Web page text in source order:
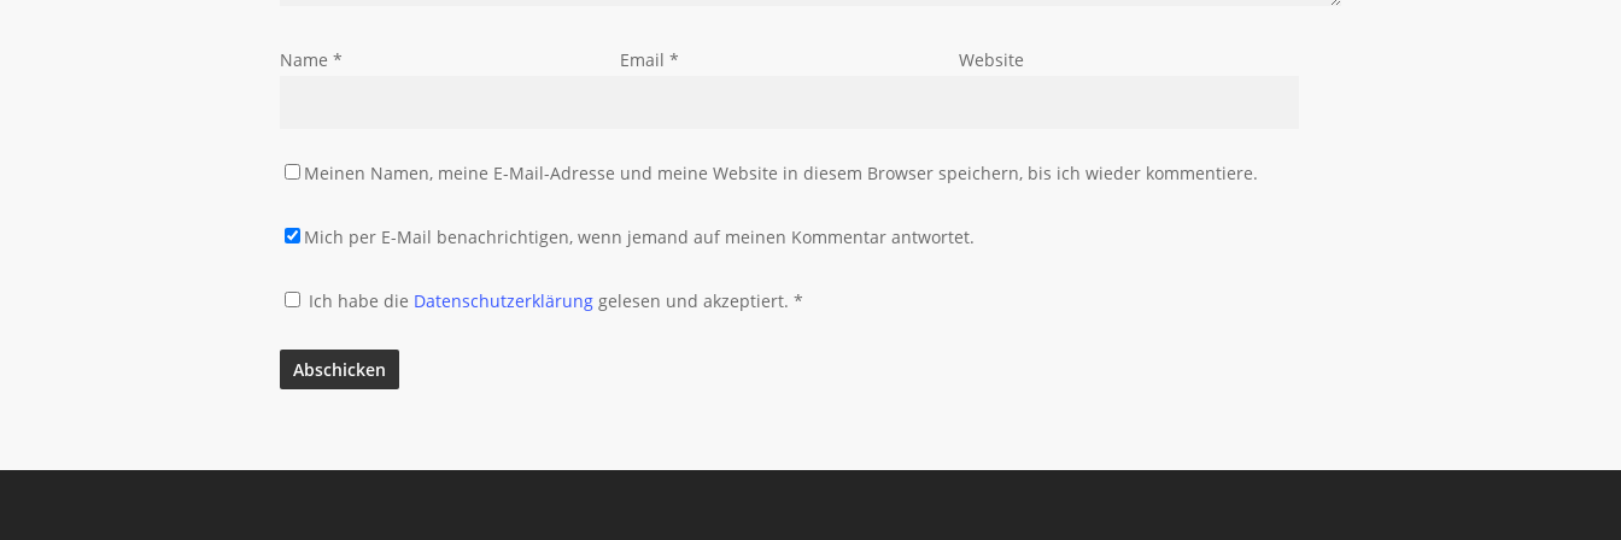
Name * Email * Website
Meinen Namen, meine E-Mail-Adresse und meine Website in diesem Browser speichern, bis ich wieder kommentiere.
Mich per E-Mail benachrichtigen, wenn jemand auf meinen Kommentar antwortet.
Ich habe die Datenschutzerklärung gelesen und akzeptiert. *